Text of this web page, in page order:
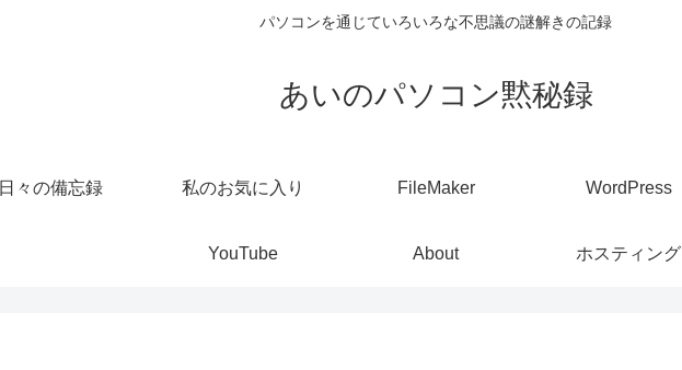
パソコンを通じていろいろな不思議の謎解きの記録
あいのパソコン黙秘録
日々の備忘録 私のお気に入り FileMaker WordPress
YouTube About ホスティング